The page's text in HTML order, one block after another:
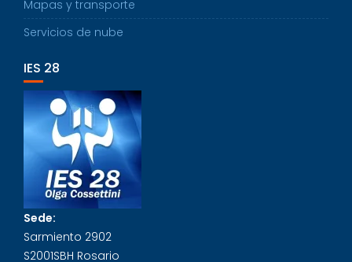
Mapas y transporte
Servicios de nube
IES 28
Sede:
Sarmiento 2902
S2001SBH Rosario